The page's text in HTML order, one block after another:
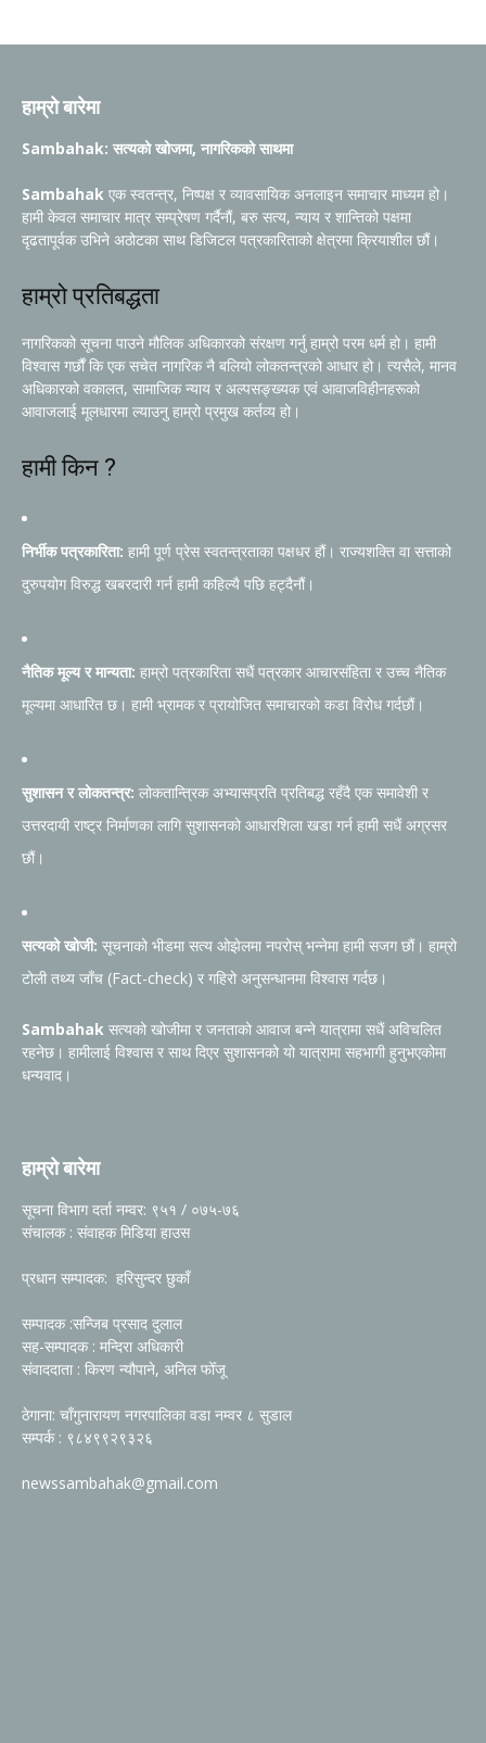
हाम्रो बारेमा
Sambahak: सत्यको खोजमा, नागरिकको साथमा
Sambahak एक स्वतन्त्र, निष्पक्ष र व्यावसायिक अनलाइन समाचार माध्यम हो।
हामी केवल समाचार मात्र सम्प्रेषण गर्दैनौं, बरु सत्य, न्याय र शान्तिको पक्षमा
दृढतापूर्वक उभिने अठोटका साथ डिजिटल पत्रकारिताको क्षेत्रमा क्रियाशील छौं।
हाम्रो प्रतिबद्धता
नागरिकको सूचना पाउने मौलिक अधिकारको संरक्षण गर्नु हाम्रो परम धर्म हो। हामी
विश्वास गर्छौं कि एक सचेत नागरिक नै बलियो लोकतन्त्रको आधार हो। त्यसैले, मानव
अधिकारको वकालत, सामाजिक न्याय र अल्पसङ्ख्यक एवं आवाजविहीनहरूको
आवाजलाई मूलधारमा ल्याउनु हाम्रो प्रमुख कर्तव्य हो।
हामी किन ?
निर्भीक पत्रकारिता: हामी पूर्ण प्रेस स्वतन्त्रताका पक्षधर हौं। राज्यशक्ति वा सत्ताको
दुरुपयोग विरुद्ध खबरदारी गर्न हामी कहिल्यै पछि हट्दैनौं।
नैतिक मूल्य र मान्यता: हाम्रो पत्रकारिता सधैं पत्रकार आचारसंहिता र उच्च नैतिक
मूल्यमा आधारित छ। हामी भ्रामक र प्रायोजित समाचारको कडा विरोध गर्दछौं।
सुशासन र लोकतन्त्र: लोकतान्त्रिक अभ्यासप्रति प्रतिबद्ध रहँदै एक समावेशी र
उत्तरदायी राष्ट्र निर्माणका लागि सुशासनको आधारशिला खडा गर्न हामी सधैं अग्रसर
छौं।
सत्यको खोजी: सूचनाको भीडमा सत्य ओझेलमा नपरोस् भन्नेमा हामी सजग छौं। हाम्रो
टोली तथ्य जाँच (Fact-check) र गहिरो अनुसन्धानमा विश्वास गर्दछ।
Sambahak सत्यको खोजीमा र जनताको आवाज बन्ने यात्रामा सधैं अविचलित
रहनेछ। हामीलाई विश्वास र साथ दिएर सुशासनको यो यात्रामा सहभागी हुनुभएकोमा
धन्यवाद।
हाम्रो बारेमा
सूचना विभाग दर्ता नम्वर: ९५१ / ०७५-७६
संचालक : संवाहक मिडिया हाउस
प्रधान सम्पादक: हरिसुन्दर छुकाँ
सम्पादक :सन्जिब प्रसाद दुलाल
सह-सम्पादक : मन्दिरा अधिकारी
संवाददाता : किरण न्यौपाने, अनिल फोँजू
ठेगाना: चाँगुनारायण नगरपालिका वडा नम्वर ८ सुडाल
सम्पर्क : ९८४९९२९३२६
newssambahak@gmail.com